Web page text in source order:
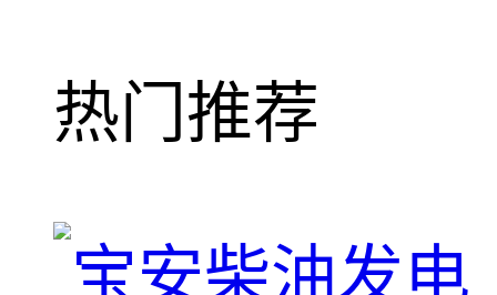
热门推荐